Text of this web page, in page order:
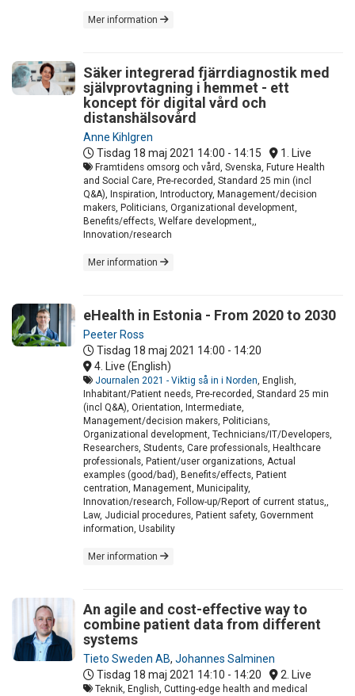
Mer information
Säker integrerad fjärrdiagnostik med
självprovtagning i hemmet - ett
koncept för digital vård och
distanshälsovård
Anne Kihlgren
Tisdag 18 maj 2021 14:00 - 14:15 1. Live
Framtidens omsorg och vård, Svenska, Future Health
and Social Care, Pre-recorded, Standard 25 min (incl
Q&A), Inspiration, Introductory, Management/decision
makers, Politicians, Organizational development,
Benefits/effects, Welfare development,,
Innovation/research
Mer information
eHealth in Estonia - From 2020 to 2030
Peeter Ross
Tisdag 18 maj 2021 14:00 - 14:20
4. Live (English)
Journalen 2021 - Viktig så in i Norden, English,
Inhabitant/Patient needs, Pre-recorded, Standard 25 min
(incl Q&A), Orientation, Intermediate,
Management/decision makers, Politicians,
Organizational development, Technicians/IT/Developers,
Researchers, Students, Care professionals, Healthcare
professionals, Patient/user organizations, Actual
examples (good/bad), Benefits/effects, Patient
centration, Management, Municipality,
Innovation/research, Follow-up/Report of current status,,
Law, Judicial procedures, Patient safety, Government
information, Usability
Mer information
An agile and cost-effective way to
combine patient data from different
systems
Tieto Sweden AB, Johannes Salminen
Tisdag 18 maj 2021 14:10 - 14:20 2. Live
Teknik, English, Cutting-edge health and medical